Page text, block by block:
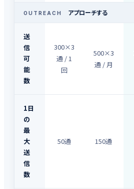
OUTREACH アプローチする
送
信
可
能
数
300×3
通 / 1
回
500×3
通 / 月
1日
の
最
大
送
信
数
50通 150通